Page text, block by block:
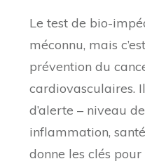
Le test de bio-
méconnu, mais
prévention du
cardiovasculaires.
d’alerte – niveau
inflammation,
donne les clés